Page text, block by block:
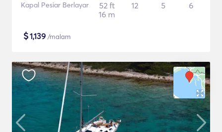
Kapal Pesiar Berlayar
52 ft
16 m
12 5 6
$1,139 /malam